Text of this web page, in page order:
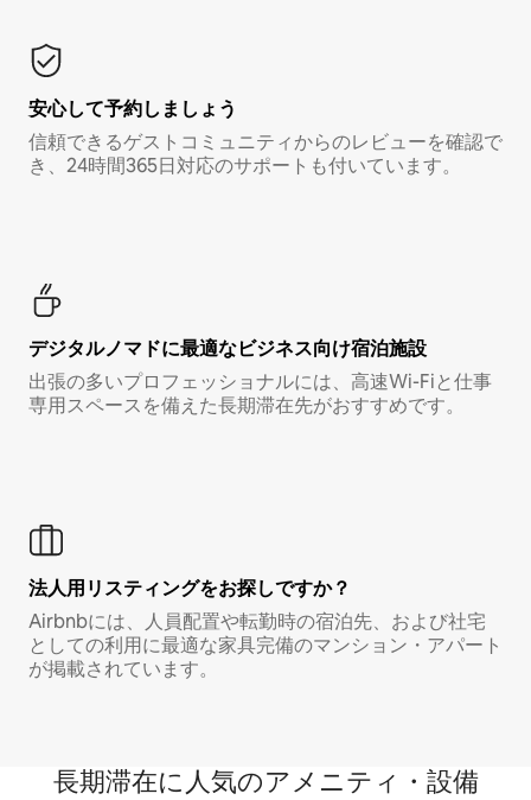
安心して予約しましょう
信頼できるゲストコミュニティからのレビューを確認で
き、24時間365日対応のサポートも付いています。
デジタルノマド⁠に最⁠適⁠なビ⁠ジ⁠ネ⁠ス⁠向⁠け宿⁠泊⁠施⁠設
出張の多いプロフェッショナルには、高速Wi-Fiと仕事
専用スペースを備えた長期滞在先がおすすめです。
法人用リスティングをお探しですか？
Airbnbには、人員配置や転勤時の宿泊先、および社宅
としての利用に最適な家具完備のマンション・アパート
が掲載されています。
長期滞在に人気のアメニティ・設備